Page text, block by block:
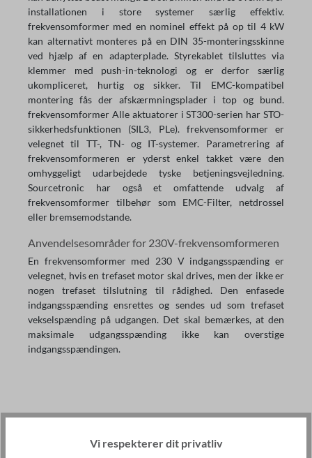
installationen i store systemer særlig effektiv.
frekvensomformer med en nominel effekt på op til 4 kW
kan alternativt monteres på en DIN 35-monteringsskinne
ved hjælp af en adapterplade. Styrekablet tilsluttes via
klemmer med push-in-teknologi og er derfor særlig
ukompliceret, hurtig og sikker. Til EMC-kompatibel
montering fås der afskærmningsplader i top og bund.
frekvensomformer Alle aktuatorer i ST300-serien har STO-
sikkerhedsfunktionen (SIL3, PLe). frekvensomformer er
velegnet til TT-, TN- og IT-systemer. Parametrering af
frekvensomformeren er yderst enkel takket være den
omhyggeligt udarbejdede tyske betjeningsvejledning.
Sourcetronic har også et omfattende udvalg af
frekvensomformer tilbehør som EMC-Filter, netdrossel
eller bremsemodstande.
Anvendelsesområder for 230V-frekvensomformeren
En frekvensomformer med 230 V indgangsspænding er
velegnet, hvis en trefaset motor skal drives, men der ikke er
nogen trefaset tilslutning til rådighed. Den enfasede
indgangsspænding ensrettes og sendes ud som trefaset
vekselspænding på udgangen. Det skal bemærkes, at den
maksimale udgangsspænding ikke kan overstige
indgangsspændingen.
Vi respekterer dit privatliv